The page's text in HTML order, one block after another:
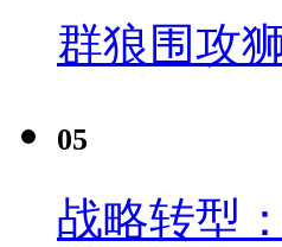
群狼围攻
05
战略转型